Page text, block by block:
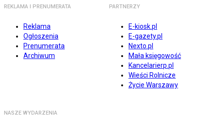
REKLAMA I PRENUMERATA
Reklama
Ogłoszenia
Prenumerata
Archiwum
PARTNERZY
E-kiosk.pl
E-gazety.pl
Nexto.pl
Mała księgowość
Kancelarierp.pl
Wieści Rolnicze
Życie Warszawy
NASZE WYDARZENIA